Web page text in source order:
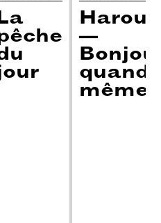
Haroun
—
quand
même